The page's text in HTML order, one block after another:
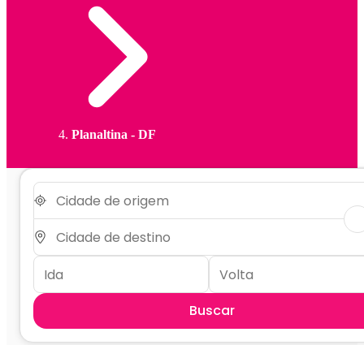
Planaltina - DF
Buscar